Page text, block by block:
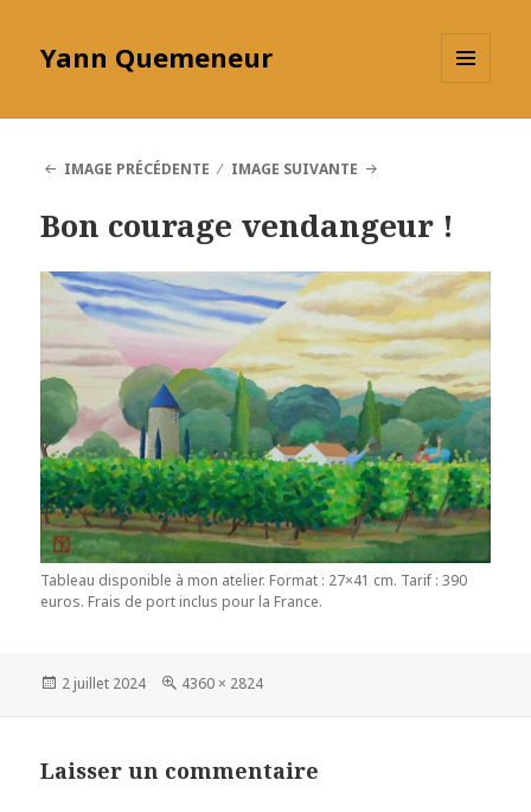
Yann Quemeneur
IMAGE PRÉCÉDENTE
IMAGE SUIVANTE
Bon courage vendangeur !
Tableau disponible à mon atelier. Format : 27×41 cm. Tarif : 390
euros. Frais de port inclus pour la France.
Publié
2 juillet 2024
Taille
4360 × 2824
Laisser un commentaire